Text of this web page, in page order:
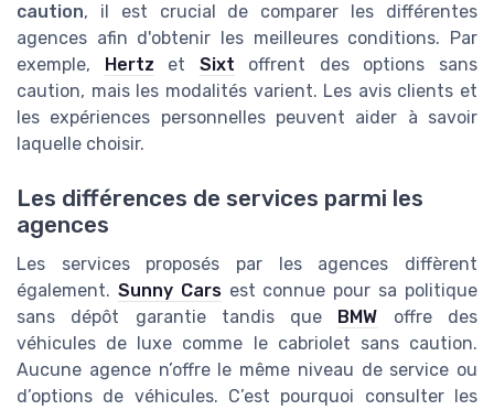
caution, il est crucial de comparer les différentes
agences afin d'obtenir les meilleures conditions. Par
exemple,
Hertz et Sixt offrent des options sans
caution, mais les modalités varient. Les avis clients et
les expériences personnelles peuvent aider à savoir
laquelle choisir.
Les différences de services parmi les
agences
Les services proposés par les agences diffèrent
également. Sunny Carsest connue pour sa politique
sans dépôt garantie tandis que BMW offre des
véhicules de luxe comme le cabriolet sans caution.
Aucune agence n’offre le même niveau de service ou
d’options de véhicules. C’est pourquoi consulter les